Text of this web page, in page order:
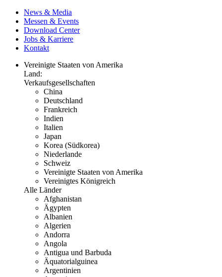
News & Media
Messen & Events
Download Center
Jobs & Karriere
Kontakt
Vereinigte Staaten von Amerika
Land:
Verkaufsgesellschaften
China
Deutschland
Frankreich
Indien
Italien
Japan
Korea (Südkorea)
Niederlande
Schweiz
Vereinigte Staaten von Amerika
Vereinigtes Königreich
Alle Länder
Afghanistan
Ägypten
Albanien
Algerien
Andorra
Angola
Antigua und Barbuda
Äquatorialguinea
Argentinien